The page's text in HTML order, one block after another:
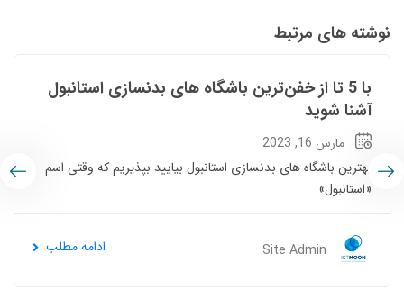
نوشته های مرتبط
دسته‌بندی نشده
با 5 تا از خفن‌ترین باشگاه های بدنسازی استانبول
آشنا شوید
مارس 16, 2023
بهترین باشگاه های بدنسازی استانبول بیایید بپذیریم که وقتی اسم
«استانبول»
Site Admin ادامه مطلب